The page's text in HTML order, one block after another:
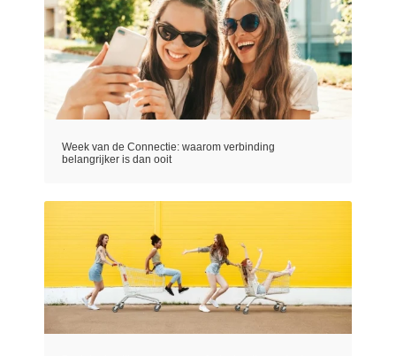
Week van de Connectie: waarom verbinding
belangrijker is dan ooit